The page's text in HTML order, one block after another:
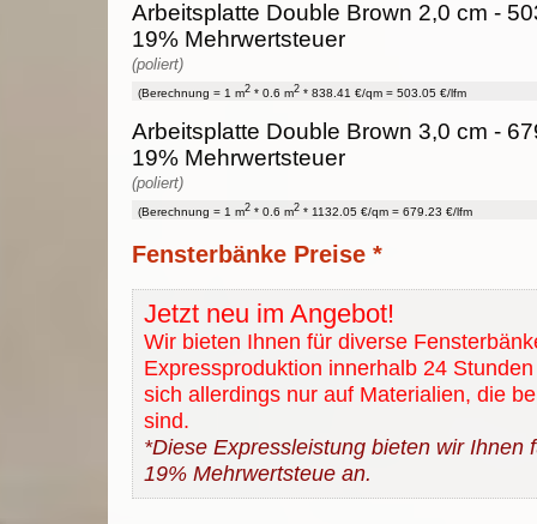
Arbeitsplatte Double Brown 2,0 cm -
19% Mehrwertsteuer
(poliert)
(Berechnung = 1 m2 * 0.6 m2 * 838.41 €/qm = 503.05 €/lfm
Arbeitsplatte Double Brown 3,0 cm -
19% Mehrwertsteuer
(poliert)
(Berechnung = 1 m2 * 0.6 m2 * 1132.05 €/qm = 679.23 €/lfm
Fensterbänke Preise *
Jetzt neu im Angebot!
Wir bieten Ihnen für diverse
Expressproduktion innerhalb 24
sich allerdings nur auf Materialien, die
sind.
*Diese Expressleistung bieten wir Ihnen
19% Mehrwertsteue an.